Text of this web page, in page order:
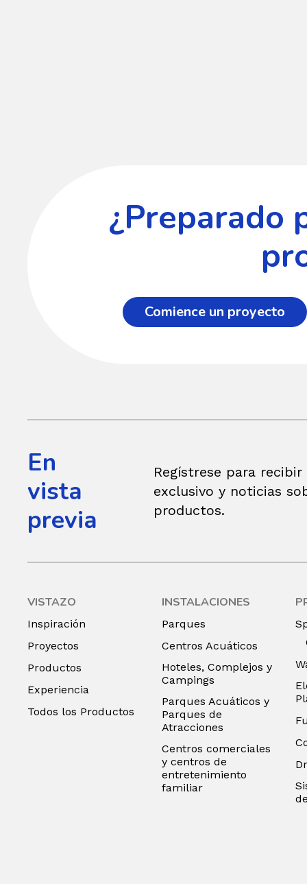
¿Preparado
Comience un proyecto
En
vista
previa
Regístrese para
exclusivo y noticias
productos.
VISTAZO
Inspiración
Proyectos
Productos
Experiencia
Todos los Productos
INSTALACIONES
Parques
Centros Acuáticos
Hoteles, Complejos y
Campings
Parques Acuáticos y
Parques de
Atracciones
Centros comerciales
y centros de
entretenimiento
familiar